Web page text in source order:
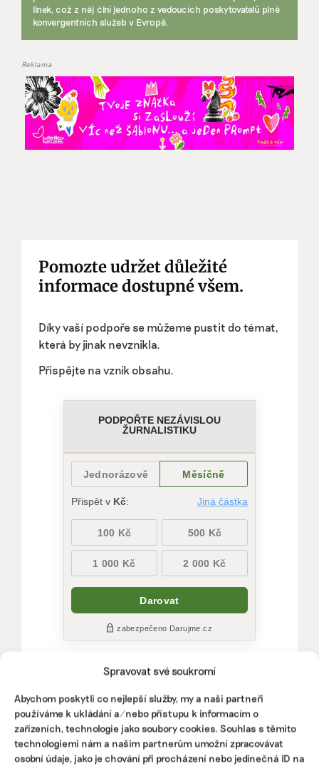
Spravovat své soukromí
Abychom poskytli co nejlepší služby, my a naši partneři
používáme k ukládání a/nebo přístupu k informacím o
zařízeních, technologie jako soubory cookies. Souhlas s těmito
technologiemi nám a našim partnerům umožní zpracovávat
osobní údaje, jako je chování při procházení nebo jedinečná ID na
linek, což z něj činí jednoho z vedoucích poskytovatelů plně
konvergentních služeb v Evropě.
Reklama
Pomozte udržet důležité
informace dostupné všem.
Díky vaší podpoře se můžeme pustit do témat,
která by jinak nevznikla.
Přispějte na vznik obsahu.
Facebook
X LinkedIn